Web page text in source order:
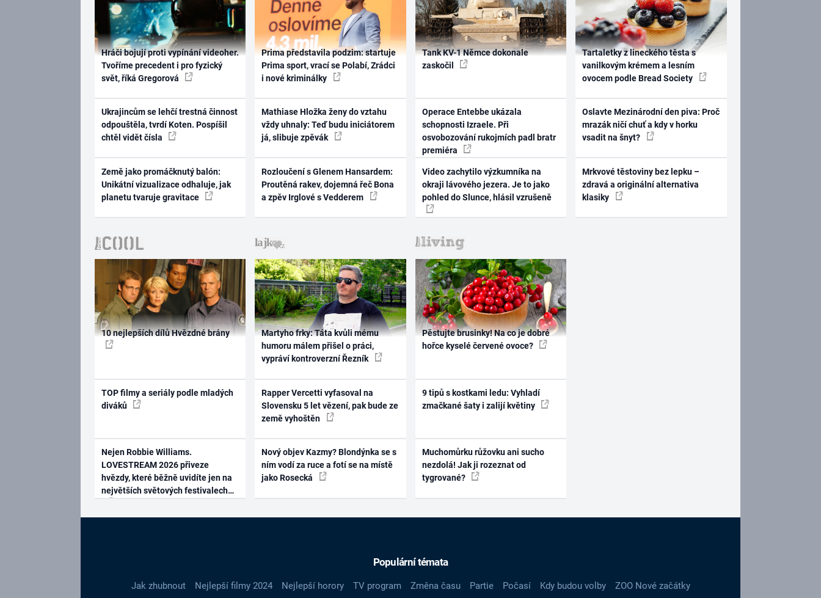
Hráči bojují proti vypínání videoher.
Tvoříme precedent i pro fyzický
svět, říká Gregorová
Ukrajincům se lehčí trestná činnost
odpouštěla, tvrdí Koten. Pospíšil
chtěl vidět čísla
Země jako promáčknutý balón:
Unikátní vizualizace odhaluje, jak
planetu tvaruje gravitace
Prima představila podzim: startuje
Prima sport, vrací se Polabí, Zrádci
i nové kriminálky
Mathiase Hložka ženy do vztahu
vždy uhnaly: Teď budu iniciátorem
já, slibuje zpěvák
Rozloučení s Glenem Hansardem:
Proutěná rakev, dojemná řeč Bona
a zpěv Irglové s Vedderem
Tank KV-1 Němce dokonale
zaskočil
Operace Entebbe ukázala
schopnosti Izraele. Při
osvobozování rukojmích padl bratr
premiéra
Video zachytilo výzkumníka na
okraji lávového jezera. Je to jako
pohled do Slunce, hlásil vzrušeně
Tartaletky z lineckého těsta s
vanilkovým krémem a lesním
ovocem podle Bread Society
Oslavte Mezinárodní den piva: Proč
mrazák ničí chuť a kdy v horku
vsadit na šnyt?
Mrkvové těstoviny bez lepku –
zdravá a originální alternativa
klasiky
10 nejlepších dílů Hvězdné brány
TOP filmy a seriály podle mladých
diváků
Nejen Robbie Williams.
LOVESTREAM 2026 přiveze
hvězdy, které běžně uvidíte jen na
největších světových festivalech
Martyho frky: Táta kvůli mému
humoru málem přišel o práci,
vypráví kontroverzní Řezník
Rapper Vercetti vyfasoval na
Slovensku 5 let vězení, pak bude ze
země vyhoštěn
Nový objev Kazmy? Blondýnka se s
ním vodí za ruce a fotí se na místě
jako Rosecká
Pěstujte brusinky! Na co je dobré
hořce kyselé červené ovoce?
9 tipů s kostkami ledu: Vyhladí
zmačkané šaty i zalijí květiny
Muchomůrku růžovku ani sucho
nezdolá! Jak ji rozeznat od
tygrované?
Populární témata
Jak zhubnout Nejlepší filmy 2024 Nejlepší horory TV program Změna času Partie Počasí Kdy budou volby ZOO Nové začátky